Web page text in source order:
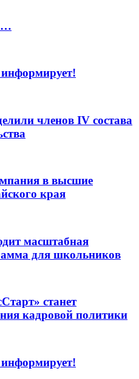
членов IV состава
в высшие
края
масштабная
для школьников
станет
кадровой политики